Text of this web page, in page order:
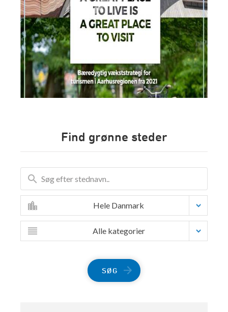
Find grønne steder
Hele Danmark
Alle kategorier
SØG